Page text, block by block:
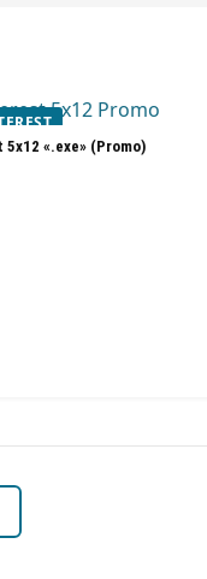
«.exe» (Promo)